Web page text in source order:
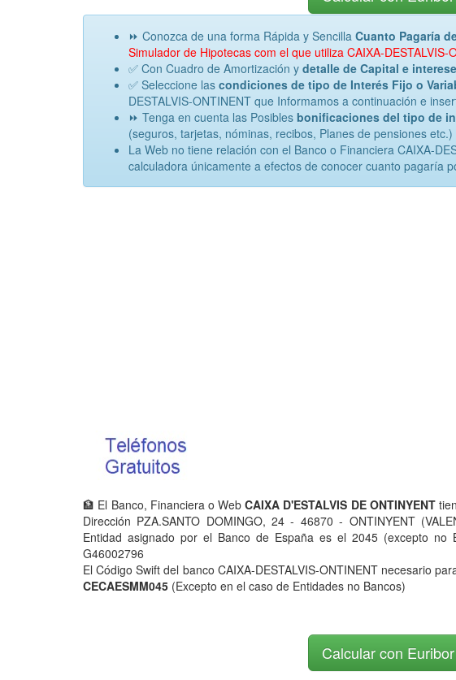
⏩ Conozca de una forma Rápida y Sencilla Cuanto Pagaría
Simulador de Hipotecas com el que utiliza CAIXA-DESTALVIS-
✅ Con Cuadro de Amortización y detalle de Capital e
✅ Seleccione las condiciones de tipo de Interés Fijo o
DESTALVIS-ONTINENT que Informamos a continuación e
⏩ Tenga en cuenta las Posibles bonificaciones del tipo de
(seguros, tarjetas, nóminas, recibos, Planes de pensiones etc.)
La Web no tiene relación con el Banco o Financiera CAIXA-
calculadora únicamente a efectos de conocer cuanto pagaría
🏦 El Banco, Financiera o WebCAIXA D'ESTALVIS DE ONTINYENT
Dirección PZA.SANTO DOMINGO, 24 - 46870 - ONTINYENT
Entidad asignado por el Banco de España es el 2045 (excepto
G46002796
El Código Swift del banco CAIXA-DESTALVIS-ONTINENT necesario
CECAESMM045 (Excepto en el caso de Entidades no Bancos)
Calcular con Euribor